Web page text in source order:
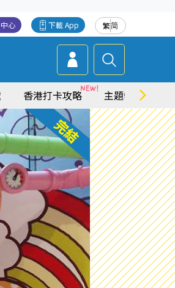
繁简
下載 App
心
香港打卡攻略 主題特集